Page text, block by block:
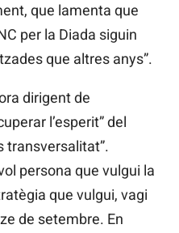
que lamenta que
per la Diada siguin
que altres anys”.
dirigent de
l’esperit” del
transversalitat”.
persona que vulgui la
que vulgui, vagi
de setembre. En